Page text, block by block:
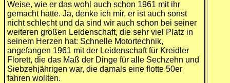
Weise, wie er das wohl auch schon 1961 mit ihr
gemacht hatte. Ja, denke ich mir, er ist auch sonst
nicht schlecht und da sind wir auch schon bei seiner
weiteren großen Leidenschaft, die sehr viel Platz in
seinem Herzen hat: Schnelle Motortechnik,
angefangen 1961 mit der Leidenschaft für Kreidler
Florett, die das Maß der Dinge für alle Sechzehn und
Siebzehjährigen war, die damals eine flotte 50er
fahren wollten.